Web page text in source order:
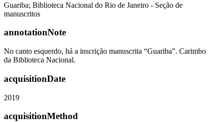
Guariba; Biblioteca Nacional do Rio de Janeiro - Seção de
manuscritos
annotationNote
No canto esquerdo, há a inscrição manuscrita “Guariba”. Carimbo
da Biblioteca Nacional.
acquisitionDate
2019
acquisitionMethod